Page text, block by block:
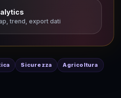
trend, export dati
Sicurezza Agricoltura